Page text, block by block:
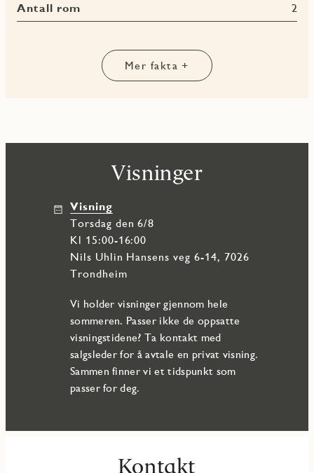
Antall rom 2
Mer fakta +
Visninger
Visning
torsdag den 6/8
Kl 15:00-16:00
Nils Uhlin Hansens veg 6-14, 7026
Trondheim
Vi holder visninger gjennom hele
sommeren. Passer ikke de oppsatte
visningstidene? Ta kontakt med
salgsleder for å avtale en privat visning.
Sammen finner vi et tidspunkt som
passer for deg.
Kontakt